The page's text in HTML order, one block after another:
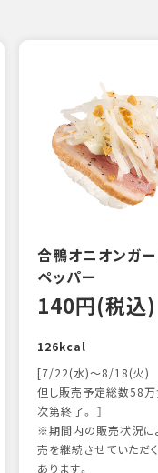
合鴨オニオンガー
ペッパー
140円(税込)
126kcal
[7/22(水)～8/18(火)
但し販売予定総数58
次第終了。 ］
※期間内の販売状況に
売を継続させていただ
あります。